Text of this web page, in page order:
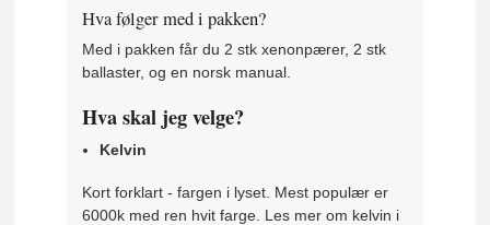
Hva følger med i pakken?
Med i pakken får du 2 stk xenonpærer, 2 stk
ballaster, og en norsk manual.
Hva skal jeg velge?
Kelvin
Kort forklart - fargen i lyset. Mest populær er
6000k med ren hvit farge. Les mer om kelvin i